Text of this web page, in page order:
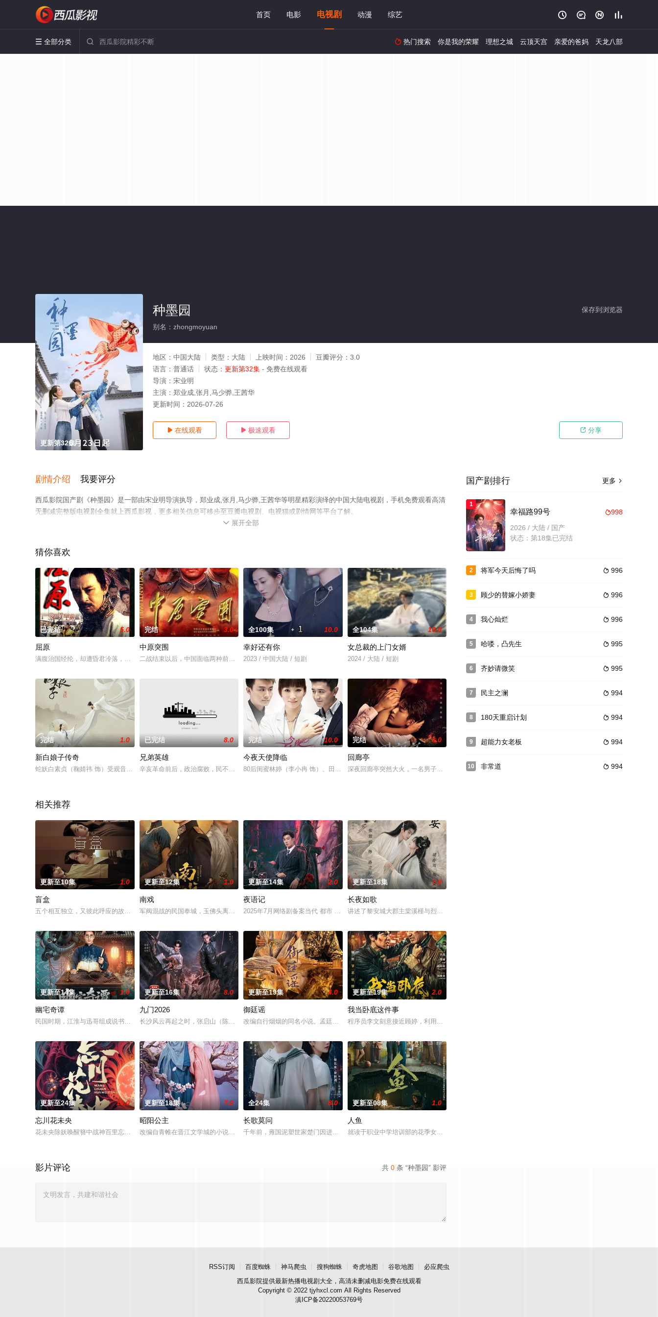
首页 电影 电视剧 动漫 综艺    
 全部分类   热门搜索 你是我的荣耀 理想之城 云顶天宫 亲爱的爸妈 天龙八部
更新第32集
保存到浏览器
种墨园
别名：zhongmoyuan
地区： 中国大陆 类型： 大陆 上映时间： 2026 豆瓣评分： 3.0
语言： 普通话 状态： 更新第32集 - 免费在线观看
导演： 宋业明
主演： 郑业成,张月,马少骅,王茜华
更新时间： 2026-07-26
 在线观看  极速观看  分享
剧情介绍 我要评分
西瓜影院国产剧《种墨园》是一部由宋业明导演执导，郑业成,张月,马少骅,王茜华等明星精彩演绎的中国大陆电视剧，手机免费观看高清
无删减完整版电视剧全集就上西瓜影视，更多相关信息可移步至豆瓣电视剧、电视猫或剧情网等平台了解。
。
 展开全部
猜你喜欢
已完结 5.0
屈原
满腹治国经纶，却遭昏君冷落，一腔爱国热忱，偏遇佞臣讥讽。忧心忡忡的屈原，希望自己的改革能拯救楚国。然而，昏君亲小人而远君子……
完结 3.0
中原突围
二战结束以后，中国面临两种前途和命运的抉择，全国性的内战一触即发。在错综复杂的矛盾形势下，以李先念为首的中原军区成为举世瞩目的
全100集 10.0
幸好还有你
2023 / 中国大陆 / 短剧
全104集 10.0
女总裁的上门女婿
2024 / 大陆 / 短剧
完结 1.0
新白娘子传奇
蛇妖白素贞（鞠婧祎 饰）受观音点化，来到人间修行，遇见了在临安城行医的大夫许仙（于朦胧 饰）。刚开始，白素贞以为许仙是江湖骗子
已完结 8.0
兄弟英雄
辛亥革命前后，政治腐败，民不聊生，国家陷入了崩溃的边缘。为挽救民族危亡，寻求救国之路，一代有为青年义无反顾地踏上了艰辛而漫长的
完结 10.0
今夜天使降临
80后闺蜜林婷（李小冉 饰）、田甜（马苏 饰）和佳佳（刘涛 饰）生活在同一座城市，各自有着轻松平凡的工作。身为产科医生的林婷结
完结 3.0
回廊亭
深夜回廊亭突然大火，一名男子葬身火海，姜远星（邓家佳 饰）严重烧伤毁容；阳光帅气的程成（张新成 饰
相关推荐
更新至10集 1.0
盲盒
五个相互独立，又彼此呼应的故事——用一场精心策划的“夏令营”完成复仇的受害者；临终前与遗憾和解的“无用之人”；共享同一具躯体的
更新至12集 1.0
南戏
军阀混战的民国奉城，玉佛头离奇失窃，戏班主横尸戏台，将冷血少帅许又安与昆曲名伶荣筱楠推向不死不休的对立绝境。而他们不知，对方正
更新至14集 2.0
夜语记
2025年7月网络剧备案当代 都市 海南越酷文化传媒有限公司
更新至18集 7.0
长夜如歌
讲述了黎安城大郡主棠溪槿与烈云峥之间曲折动人的情感，以及他们在复杂局势中坚守初心、勇敢面对困难的
更新至14集 1.0
幽宅奇谭
民国时期，江淮与迅哥组成说书班子，偶遇“白天人住屋，晚上鬼占房”的阴阳宅，江淮被掳走配“阴婚”。他与女探长穆英搭档，侦破阎王娶
更新至16集 8.0
九门2026
长沙风云再起之时，张启山（陈伟霆 饰）与吴老狗（曾舜晞 饰）强强联手，携手霍仙姑（陈瑶 饰）与九门诸人共赴冒险奇局。一桩401
更新至19集 4.0
御廷谣
改编自行烟烟的同名小说。孟廷辉，大平王朝有史以来个以女子进士科三元及第入翰林院的奇女子。十年前的她被他从死人堆里救出来，蓬头垢
更新至19集 2.0
我当卧底这件事
程序员李文刻意接近顾婷，利用顾炎女儿奴的属性，请求老炮儿顾炎带自己用程序员身份卧底电诈集团以求查
更新至24集 10.0
忘川花未央
花未央除妖唤醒簪中战神百里忘川元神，二人共感相连，一同寻仙草修复肉身。未央动心，却不知自身是身负玄鸟之力的夜族公主，前世相恋遭
更新至18集 7.0
昭阳公主
改编自青帷在晋江文学城的小说《平阳公主》。
全24集 8.0
长歌莫问
千年前，雍国泥塑世家楚门因进贡的“十二生肖”离奇流血炸裂，惨遭满门流放，楚父以死鸣冤。楚家大小姐楚梓鸢带着滔天恨意，在屠刀落地
更新至08集 1.0
人鱼
就读于职业中学培训部的花季女生苏琳（黄杨钿甜 饰），虽自小被父母忽视，在艰苦环境中长大，但她始终
共 0 条 “种墨园” 影评
影片评论
更多 
国产剧排行
1
998
幸福路99号
2026 / 大陆 / 国产
状态：第18集已完结
2  996
将军今天后悔了吗
3  996
顾少的替嫁小娇妻
4  996
我心灿烂
5  995
哈喽，凸先生
6  995
齐妙请微笑
7  994
民主之澜
8  994
180天重启计划
9  994
超能力女老板
10  994
非常道
RSS订阅 百度蜘蛛 神马爬虫 搜狗蜘蛛 奇虎地图 谷歌地图
必应爬虫
西瓜影院提供最新热播电视剧大全，高清未删减电影免费在线观看
Copyright © 2022 tjyhxcl.com All Rights Reserved
滇ICP备20220053769号